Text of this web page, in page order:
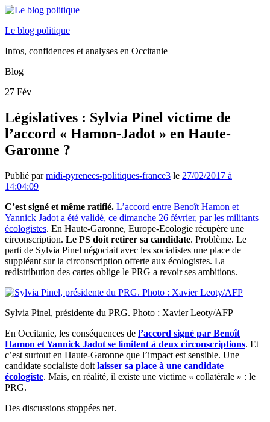
Le blog politique
Infos, confidences et analyses en Occitanie
Blog
27 Fév
Législatives : Sylvia Pinel victime de
l’accord « Hamon-Jadot » en Haute-
Garonne ?
Publié parmidi-pyrenees-politiques-france3 le 27/02/2017 à
14:04:09
C’est signé et même ratifié. L’accord entre Benoît Hamon et
Yannick Jadot a été validé, ce dimanche 26 février, par les militants
écologistes. En Haute-Garonne, Europe-Ecologie récupère une
circonscription. Le PS doit retirer sa candidate. Problème. Le
parti de Sylvia Pinel négociait avec les socialistes une place de
suppléant sur la circonscription offerte aux écologistes. La
redistribution des cartes oblige le PRG a revoir ses ambitions.
Sylvia Pinel, présidente du PRG. Photo : Xavier Leoty/AFP
En Occitanie, les conséquences de l’accord signé par Benoît
Hamon et Yannick Jadot se limitent à deux circonscriptions. Et
c’est surtout en Haute-Garonne que l’impact est sensible. Une
candidate socialiste doit laisser sa place à une candidate
écologiste. Mais, en réalité, il existe une victime « collatérale » : le
PRG.
Des discussions stoppées net.